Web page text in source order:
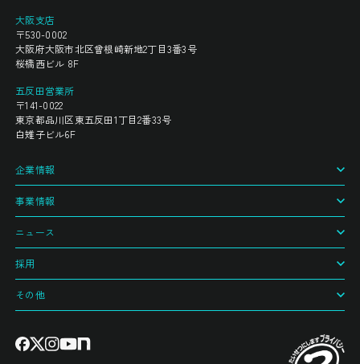
大阪支店
〒530-0002
大阪府大阪市北区曾根崎新地2丁目3番3号
桜橋西ビル 8F
五反田営業所
〒141-0022
東京都品川区東五反田1丁目2番33号
白雉子ビル6F
企業情報
事業情報
ニュース
採用
その他